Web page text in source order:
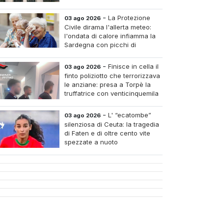
03 ago 2026 - La Protezione
Civile dirama l'allerta meteo:
l'ondata di calore infiamma la
Sardegna con picchi di
03 ago 2026 - Finisce in cella il
finto poliziotto che terrorizzava
le anziane: presa a Torpè la
truffatrice con venticinquemila
03 ago 2026 - L' “ecatombe”
silenziosa di Ceuta: la tragedia
di Faten e di oltre cento vite
spezzate a nuoto